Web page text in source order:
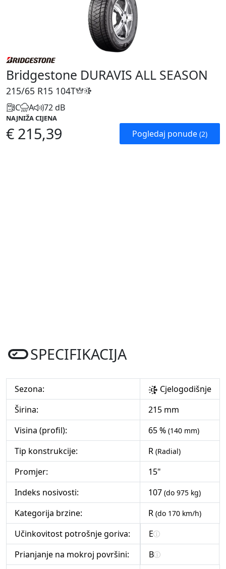
Bridgestone DURAVIS ALL SEASON
215/65 R15 104T
C A 72 dB
NAJNIŽA CIJENA
€ 215,39 Pogledaj ponude (2)
SPECIFIKACIJA
Sezona:
Cjelogodišnje
Širina:
215 mm
Visina (profil):
65 % (140 mm)
Tip konstrukcije: R (Radial)
Promjer:
15"
Indeks nosivosti:
107 (do 975 kg)
Kategorija brzine: R (do 170 km/h)
Učinkovitost potrošnje goriva:
E
Prianjanje na mokroj površini:
B